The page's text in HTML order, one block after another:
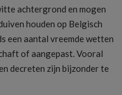
achtergrond en mogen
houden op Belgisch
een aantal vreemde wetten
of aangepast. Vooral
decreten zijn bijzonder te